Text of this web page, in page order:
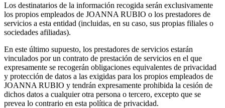
Los destinatarios de la información recogida serán exclusivamente
los propios empleados de JOANNA RUBIO o los prestadores de
servicios a esta entidad (incluidas, en su caso, sus propias filiales o
sociedades afiliadas).
En este último supuesto, los prestadores de servicios estarán
vinculados por un contrato de prestación de servicios en el que
expresamente se recogerán obligaciones equivalentes de privacidad
y protección de datos a las exigidas para los propios empleados de
JOANNA RUBIO y tendrán expresamente prohibida la cesión de
dichos datos a cualquier otra persona o tercero, excepto que se
prevea lo contrario en esta política de privacidad.